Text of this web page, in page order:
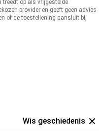
treedt op als vrijgestelde
provider en geeft geen advies
of de toestellening aansluit bij
Wis geschiedenis